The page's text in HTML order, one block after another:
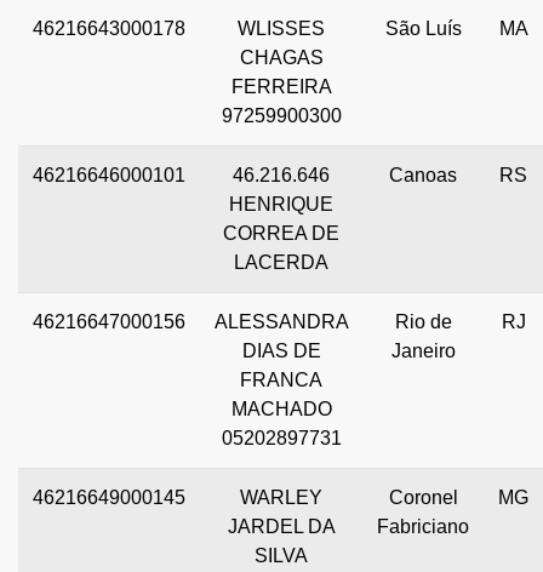
46216643000178
WLISSES
CHAGAS
FERREIRA
97259900300
São Luís MA
46216646000101
46.216.646
HENRIQUE
CORREA DE
LACERDA
Canoas RS
46216647000156
ALESSANDRA
DIAS DE
FRANCA
MACHADO
05202897731
Rio de
Janeiro
RJ
46216649000145
WARLEY
JARDEL DA
SILVA
Coronel
Fabriciano
MG